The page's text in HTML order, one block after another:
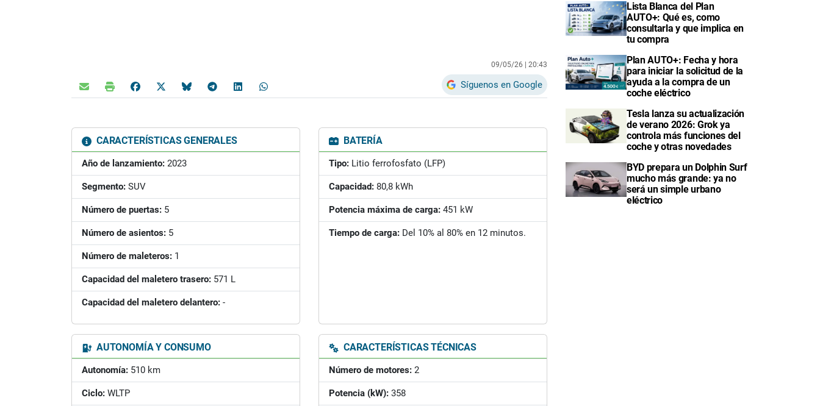
09/05/26 | 20:43
Síguenos en Google
CARACTERÍSTICAS GENERALES
Año de lanzamiento: 2023
Segmento: SUV
Número de puertas: 5
Número de asientos: 5
Número de maleteros: 1
Capacidad del maletero trasero: 571 L
Capacidad del maletero delantero: -
BATERÍA
Tipo: Litio ferrofosfato (LFP)
Capacidad: 80,8 kWh
Potencia máxima de carga: 451 kW
Tiempo de carga: Del 10% al 80% en 12 minutos.
AUTONOMÍA Y CONSUMO
Autonomía: 510 km
Ciclo: WLTP
CARACTERÍSTICAS TÉCNICAS
Número de motores: 2
Potencia (kW): 358
Lista Blanca del Plan
AUTO+: Qué es, como
consultarla y que implica en
tu compra
Plan AUTO+: Fecha y hora
para iniciar la solicitud de la
ayuda a la compra de un
coche eléctrico
Tesla lanza su actualización
de verano 2026: Grok ya
controla más funciones del
coche y otras novedades
BYD prepara un Dolphin Surf
mucho más grande: ya no
será un simple urbano
eléctrico